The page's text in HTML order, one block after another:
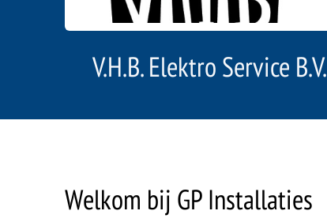
V.H.B. Elektro Service B.V.
Welkom bij GP Installaties